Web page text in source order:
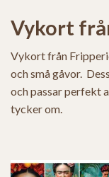
Vykort
Vykort från
och små gåvor.
och passar perfekt
tycker om.